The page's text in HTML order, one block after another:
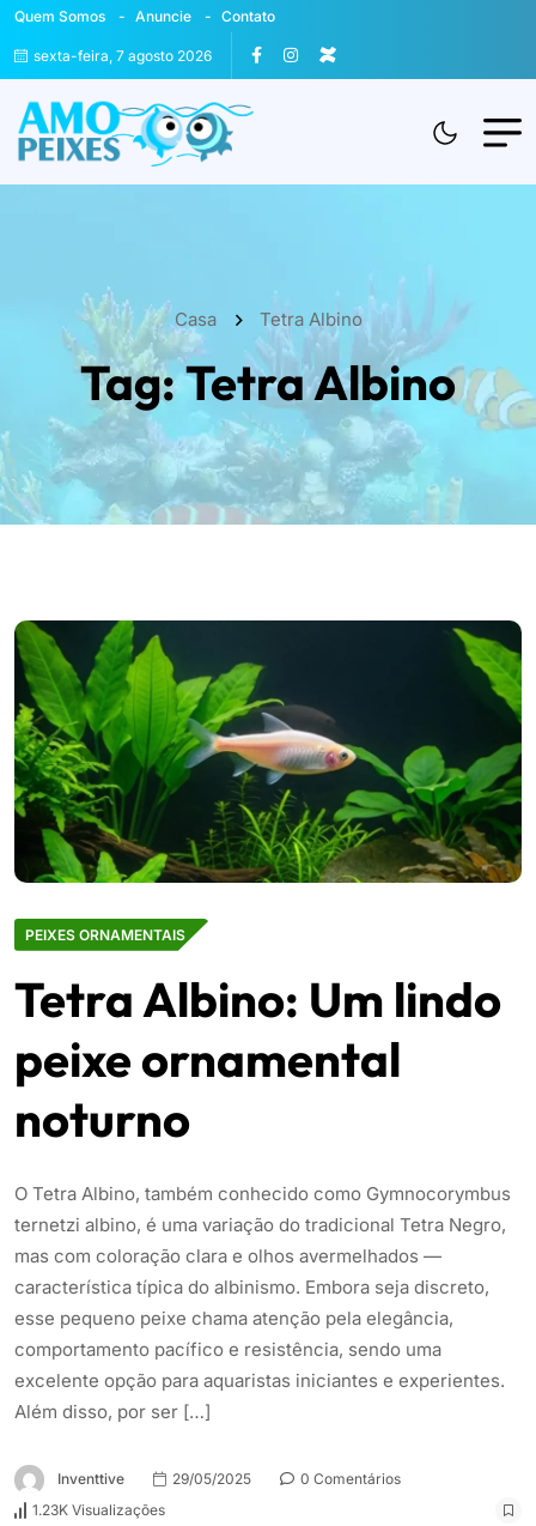
Quem Somos Anuncie Contato
sexta-feira, 7 agosto 2026
Casa Tetra Albino
Tag:Tetra Albino
PEIXES ORNAMENTAIS
Tetra Albino: Um lindo
peixe ornamental
noturno
O Tetra Albino, também conhecido como Gymnocorymbus
ternetzi albino, é uma variação do tradicional Tetra Negro,
mas com coloração clara e olhos avermelhados —
característica típica do albinismo. Embora seja discreto,
esse pequeno peixe chama atenção pela elegância,
comportamento pacífico e resistência, sendo uma
excelente opção para aquaristas iniciantes e experientes.
Além disso, por ser […]
Inventtive 29/05/2025
0 Comentários
1.23K Visualizações